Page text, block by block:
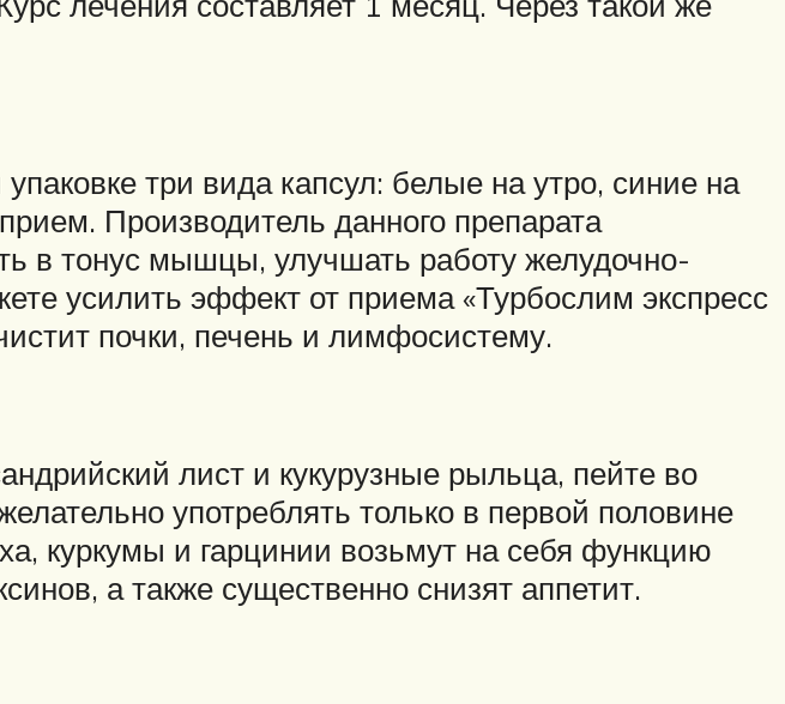
три вида капсул: белые на утро, синие на
Производитель данного препарата
в тонус мышцы, улучшать работу желудочно-
усилить эффект от приема «Турбослим экспресс
почки, печень и лимфосистему.
лист и кукурузные рыльца, пейте во
употреблять только в первой половине
куркумы и гарцинии возьмут на себя функцию
а также существенно снизят аппетит.